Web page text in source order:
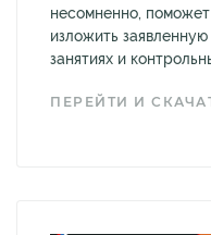
несомненно,
изложить
занятиях и
ПЕРЕЙТИ И